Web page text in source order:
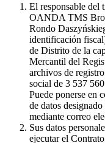
El responsable del
OANDA TMS
Rondo
identificación
de Distrito de la
Mercantil del
archivos de
social de 3 537
Puede ponerse en
de datos
mediante correo
Sus datos
ejecutar el